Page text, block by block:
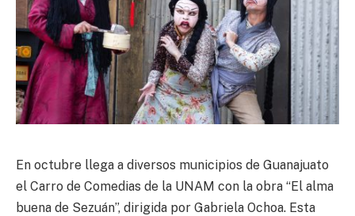
En octubre llega a diversos municipios de Guanajuato
el Carro de Comedias de la UNAM con la obra “El alma
buena de Sezuán”, dirigida por Gabriela Ochoa. Esta